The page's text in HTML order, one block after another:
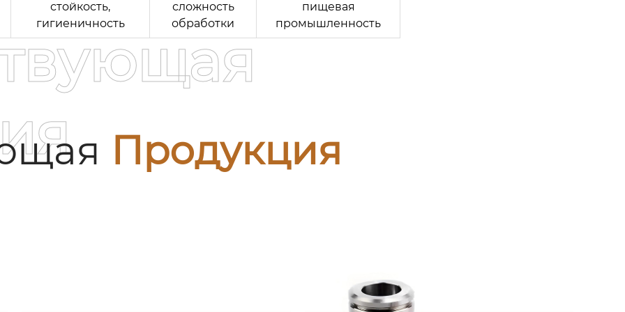
стойкость,
гигиеничность
сложность
обработки
пищевая
промышленность
Продукция